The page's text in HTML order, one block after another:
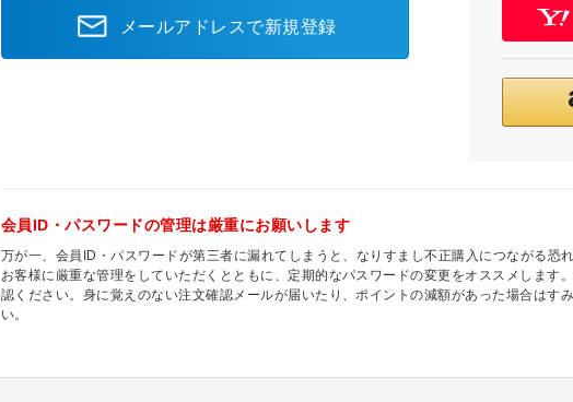
メールアドレスで新規登録
会員ID・パスワードの管理は厳重にお願いします
万が一、会員ID・パスワードが第三者に漏れてしまうと、なりすまし不正購入につながる恐れ
お客様に厳重な管理をしていただくとともに、定期的なパスワードの変更をオススメします
認ください。身に覚えのない注文確認メールが届いたり、ポイントの減額があった場合はす
い。